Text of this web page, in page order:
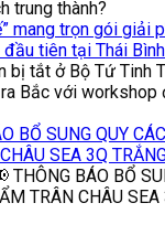
trung thành?
mang trọn gói giải
tiên tại Thái
bị tắt ở Bộ Tứ Tinh
Bắc với workshop
BỔ SUNG QUY
SEA 3Q
THÔNG BÁO BỔ
TRÂN CHÂU SEA